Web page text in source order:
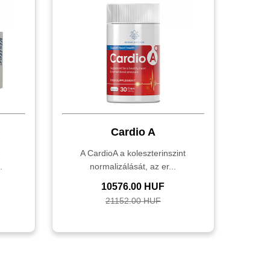
Cardio A
A CardioA a koleszterinszint
normalizálását, az er...
10576.00 HUF
21152.00 HUF